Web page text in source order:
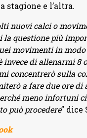
stagione e l’altra.
nuovi calci o
la questione più
movimenti in
invece di allenarmi 8
concentrerò sulla
a fare due ore di
meno infortuni
può procedere” dice